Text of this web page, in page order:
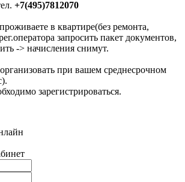
+7(495)7812070
в квартире(без ремонта,
запросить пакет документов,
-> начисления снимут.
при вашем среднесрочном
зарегистрироваться.